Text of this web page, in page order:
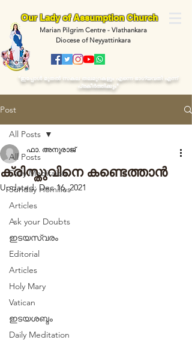
Our Lady of Assumption Church
Marian Pilgrim Centre - Vlathankara
Diocese of Neyyattinkara
“ഇപ്പോള്‍ മുതല്‍ സകല തലമുറകളും എന്നെ ഭാഗ്യവതി എന്ന്
പ്രകീര്‍ത്തിക്കും"
Post
All Posts
Daily Meditaion
Sunday Homilies
Articles
Ask your Doubts
ഇടയസ്വരം
Editorial
Articles
Holy Mary
Vatican
ഇടയശബ്ദം
Daily Meditation
All Posts
ക്രിസ്തുവിനെ കണ്ടെത്താൻ
ഫാ. അനുരാജ്
Updated: Dec 16, 2021